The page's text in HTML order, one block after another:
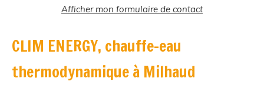
Afficher mon formulaire de contact
CLIM ENERGY, chauffe-eau
thermodynamique à Milhaud